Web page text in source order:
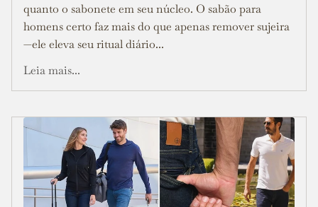
quanto o sabonete em seu núcleo. O sabão para
homens certo faz mais do que apenas remover sujeira
—ele eleva seu ritual diário...
Leia mais...